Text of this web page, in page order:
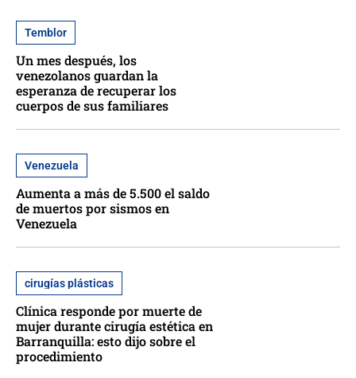
Temblor
Un mes después, los
venezolanos guardan la
esperanza de recuperar los
cuerpos de sus familiares
Venezuela
Aumenta a más de 5.500 el saldo
de muertos por sismos en
Venezuela
cirugías plásticas
Clínica responde por muerte de
mujer durante cirugía estética en
Barranquilla: esto dijo sobre el
procedimiento